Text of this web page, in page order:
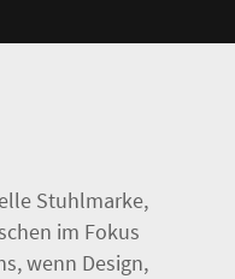
Stuhlmarke,
im Fokus
wenn Design,